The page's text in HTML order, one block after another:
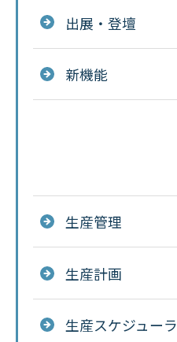
出展・登壇
新機能
生産管理
生産計画
生産スケジューラ